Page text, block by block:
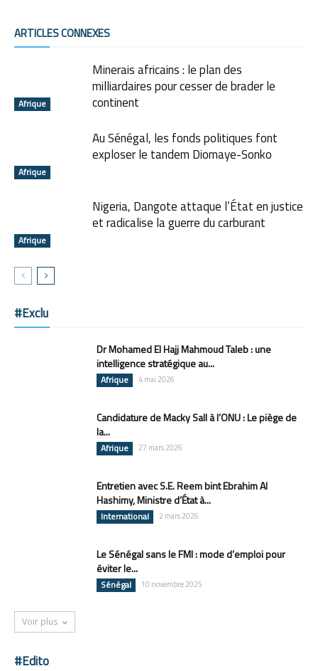
ARTICLES CONNEXES
Afrique
Minerais africains : le plan des
milliardaires pour cesser de brader le
continent
Afrique
Au Sénégal, les fonds politiques font
exploser le tandem Diomaye-Sonko
Afrique
Nigeria, Dangote attaque l’État en justice
et radicalise la guerre du carburant
#Exclu
Dr Mohamed El Hajj Mahmoud Taleb : une
intelligence stratégique au...
Afrique 4 mai 2026
Candidature de Macky Sall à l’ONU : Le piège de
la...
Afrique 27 mars 2026
Entretien avec S.E. Reem bint Ebrahim Al
Hashimy, Ministre d’État à...
International 2 mars 2026
Le Sénégal sans le FMI : mode d’emploi pour
éviter le...
Sénégal 10 novembre 2025
Voir plus
#Edito